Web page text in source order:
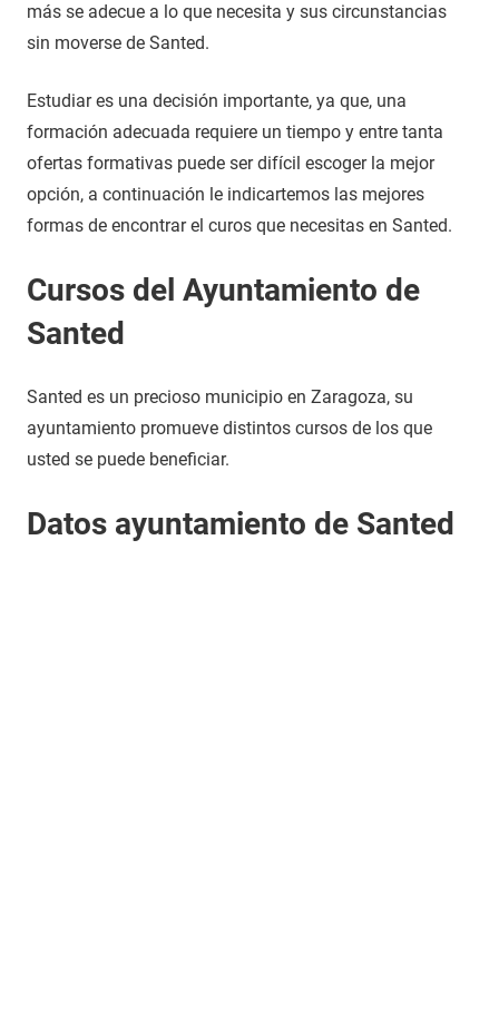
2020
más se adecue a lo que necesita y sus circunstancias
sin moverse de Santed.
Estudiar es una decisión importante, ya que, una
formación adecuada requiere un tiempo y entre tanta
ofertas formativas puede ser difícil escoger la mejor
opción, a continuación le indicartemos las mejores
formas de encontrar el curos que necesitas en Santed.
Cursos del Ayuntamiento de
Santed
Santed es un precioso municipio en Zaragoza, su
ayuntamiento promueve distintos cursos de los que
usted se puede beneficiar.
Datos ayuntamiento de Santed